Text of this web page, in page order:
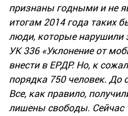
признаны годными и не
итогам 2014 года таких
люди, которые нарушили
УК 336 «Уклонение от
внести в ЕРДР. Но, к
порядка 750 человек. До
Все, как правило,
лишены свободы. Сейчас